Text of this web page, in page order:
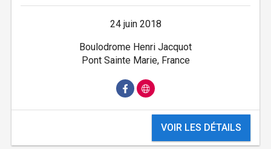
24 juin 2018
Boulodrome Henri Jacquot
Pont Sainte Marie, France
VOIR LES DÉTAILS